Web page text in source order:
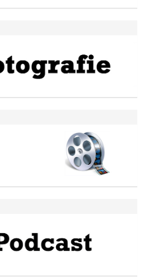
valorizzi le nostre specificità"